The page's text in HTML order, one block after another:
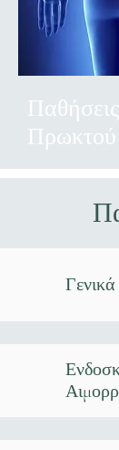
Παθήσεις
Πρωκτού
Γενικά